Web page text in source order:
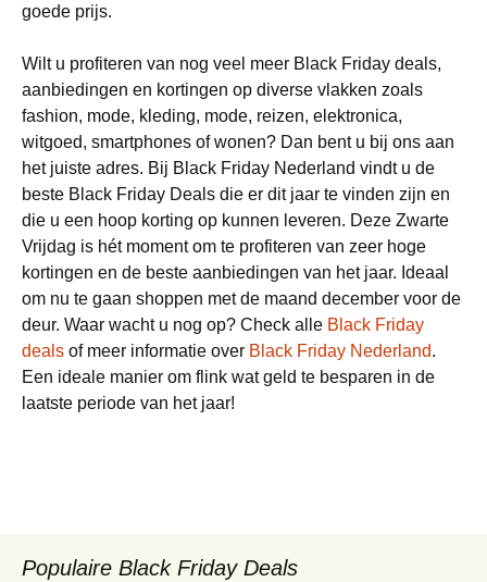
goede prijs.
Wilt u profiteren van nog veel meer Black Friday deals,
aanbiedingen en kortingen op diverse vlakken zoals
fashion, mode, kleding, mode, reizen, elektronica,
witgoed, smartphones of wonen? Dan bent u bij ons aan
het juiste adres. Bij Black Friday Nederland vindt u de
beste Black Friday Deals die er dit jaar te vinden zijn en
die u een hoop korting op kunnen leveren. Deze Zwarte
Vrijdag is hét moment om te profiteren van zeer hoge
kortingen en de beste aanbiedingen van het jaar. Ideaal
om nu te gaan shoppen met de maand december voor de
deur. Waar wacht u nog op? Check alle Black Friday
deals of meer informatie over Black Friday Nederland.
Een ideale manier om flink wat geld te besparen in de
laatste periode van het jaar!
Populaire Black Friday Deals